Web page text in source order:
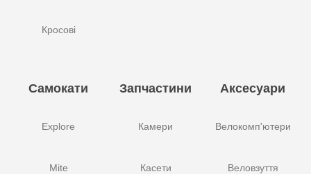
Кросові
Самокати
Explore
Mite
Запчастини
Камери
Касети
Аксесуари
Велокомп'ютери
Веловзуття